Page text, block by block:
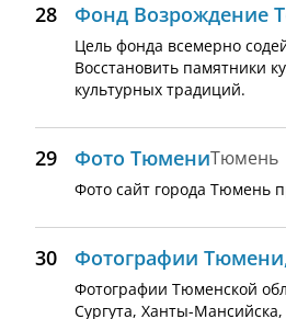
28 Фонд Возрождение
Цель фонда всемерно
Восстановить памятники
культурных традиций.
29 Фото ТюмениТюмень
Фото сайт города Тюмень
30 Фотографии
Фотографии Тюменской
Сургута, Ханты-